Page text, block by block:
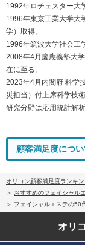
1992年ロチェスター大
1996年東京工業大学大
学）取得。
1996年筑波大学社会工
2008年4月慶應義塾大
在に至る。
2023年4月内閣府 科学
災担当）付上席科学技
研究分野は応用統計解
顧客満足度につい
オリコン顧客満足度ランキ
おすすめのフェイシャル
フェイシャルエステの50
オリ